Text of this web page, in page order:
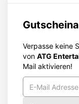
Verpasse keine
von ATG
Mail aktivieren!